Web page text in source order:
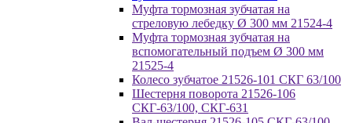
Муфта тормозная зубчатая на
стреловую лебедку Ø 300 мм 21524-4
Муфта тормозная зубчатая на
вспомогательный подъем Ø 300 мм
21525-4
Колесо зубчатое 21526-101 СКГ 63/100
Шестерня поворота 21526-106
СКГ-63/100, СКГ-631